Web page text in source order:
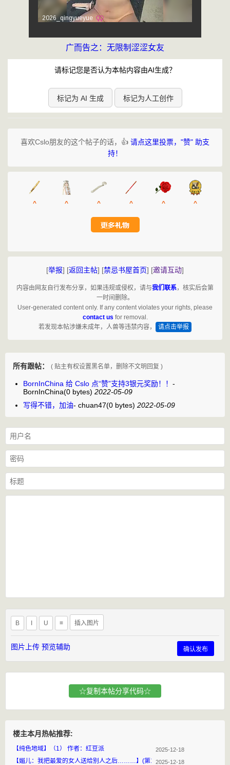
广而告之：无限制涩涩女友
请标记您是否认为本帖内容由AI生成？
标记为 AI 生成 标记为人工创作
喜欢Cslo朋友的这个帖子的话，👍 请点这里投票，"赞" 助支
持！
^ ^ ^ ^ ^ ^
[举报] [返回主帖] [禁忌书屋首页] [邀请互动]
内容由网友自行发布分享，如果违规或侵权，请与我们联系，核实后会第
一时间删除。
User-generated content only. If any content violates your rights, please
contact us for removal.
若发现本帖涉嫌未成年，人兽等违禁内容，
请点击举报
所有跟帖： ( 贴主有权设置黑名单，删除不文明回复 )
BornInChina 给 Cslo 点“赞”支持3银元奖励！！ -
BornInChina(0 bytes) 2022-05-09
写得不错，加油- chuan47(0 bytes) 2022-05-09
B U ≡ 插入图片
图片上传 预览辅助 确认发布
☆复制本帖分享代码☆
楼主本月热帖推荐:
【纯色地域】（1） 作者：红豆派 2025-12-18
【媚儿：我把最爱的女人送给别人之后………】(第1卷.12) 作者：汝观婵
2025-12-18